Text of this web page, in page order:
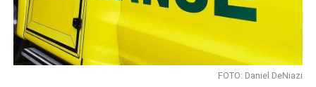
FOTO: Daniel DeNiazi